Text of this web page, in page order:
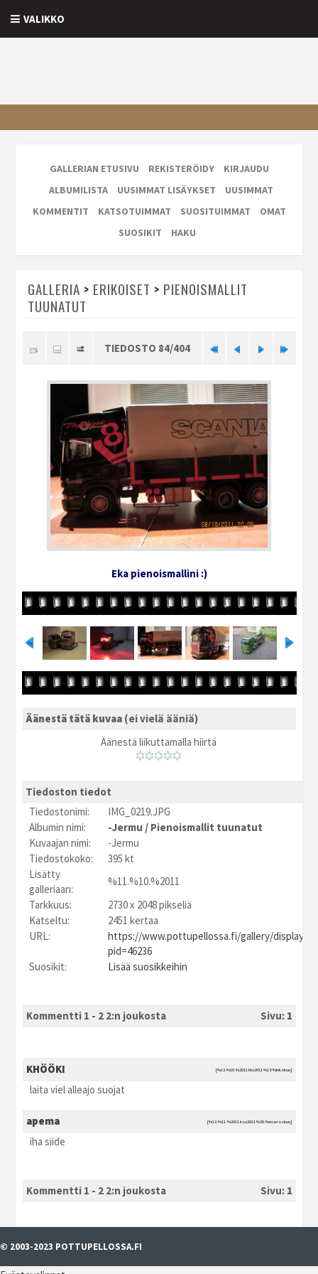
VALIKKO
GALLERIAN ETUSIVU REKISTERÖIDY
KIRJAUDU
ALBUMILISTA
UUSIMMAT LISÄYKSET
UUSIMMAT
KOMMENTIT
KATSOTUIMMAT SUOSITUIMMAT
OMAT
SUOSIKIT
HAKU
GALLERIA > ERIKOISET > PIENOISMALLIT
TUUNATUT
TIEDOSTO 84/404
Eka pienoismallini :)
Äänestä tätä kuvaa (ei vielä ääniä)
Äänestä liikuttamalla hiirtä
Tiedoston tiedot
Tiedostonimi:
IMG_0219.JPG
Albumin nimi:
-Jermu / Pienoismallit tuunatut
Kuvaajan nimi:
-Jermu
Tiedostokoko:
395 kt
Lisätty
galleriaan:
%11.%10.%2011
Tarkkuus:
2730 x 2048 pikseliä
Katseltu:
2451 kertaa
URL:
https://www.pottupellossa.fi/gallery/
pid=46236
Suosikit:
Lisää suosikkeihin
Kommentti 1 - 2 2:n joukosta Sivu: 1
KHÖÖKI [%13.%10.%2011 kto2011 %15:%lokakuu]
laita viel alleajo suojat
apema [%13.%11.%2011 ksu2011 %20:%marraskuu]
iha siide
Kommentti 1 - 2 2:n joukosta Sivu: 1
© 2003-2023 POTTUPELLOSSA.FI